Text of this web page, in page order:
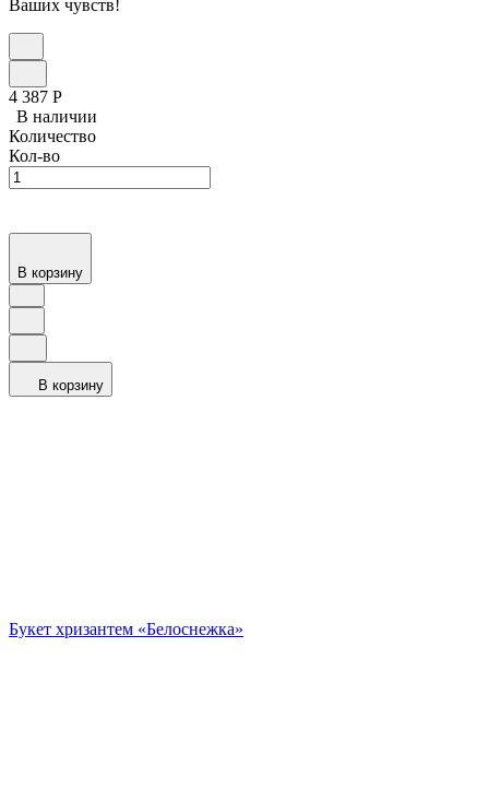
Ваших чувств!
4 387 Р
В наличии
Количество
Кол-во
В корзину
В корзину
Букет хризантем «Белоснежка»